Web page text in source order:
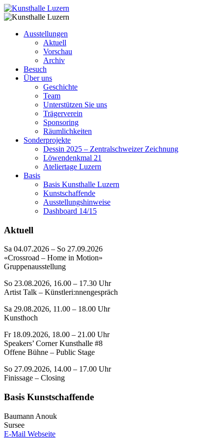
Ausstellungen
Aktuell
Vorschau
Archiv
Besuch
Über uns
Geschichte
Team
Unterstützen Sie uns
Trägerverein
Sponsoring
Räumlichkeiten
Sonderprojekte
Dessin 2025 – Zentralschweizer Zeichnung
Löwendenkmal 21
Ateliertage Luzern
Basis
Basis Kunsthalle Luzern
Kunstschaffende
Ausstellungshinweise
Dashboard 14/15
Aktuell
Sa 04.07.2026 – So 27.09.2026
«Crossroad – Home in Motion»
Gruppenausstellung
So 23.08.2026, 16.00 – 17.30 Uhr
Artist Talk – Künstleri:nnengespräch
Sa 29.08.2026, 11.00 – 18.00 Uhr
Kunsthoch
Fr 18.09.2026, 18.00 – 21.00 Uhr
Speakers’ Corner Kunsthalle #8
Offene Bühne – Public Stage
So 27.09.2026, 14.00 – 17.00 Uhr
Finissage – Closing
Basis Kunstschaffende
Baumann Anouk
Sursee
E-Mail Webseite